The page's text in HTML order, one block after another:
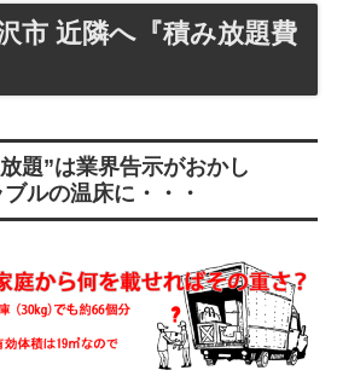
市 近隣へ『積み放題費
題”は業界告示がおかし
ルの温床に・・・